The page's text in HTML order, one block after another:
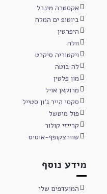
אקסטרה מינרל
ביוטופ ים המלח
היפרטין
וולה
ויקטוריה סיקרט
לה בוטה
מון פלטין
מרוקאן אויל
סקסי הייר ג'ון סטייל
פול מיטשל
קרייזי קולור
שוורצקופף-אוסיס
מידע נוסף
המועדפים שלי